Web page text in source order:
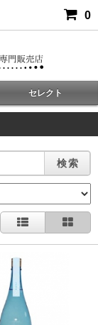
0
セレクト
検索